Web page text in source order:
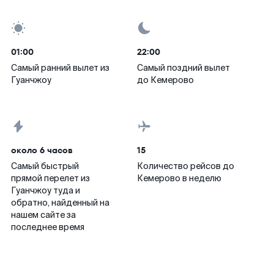
01:00
Самый ранний вылет из
Гуанчжоу
22:00
Самый поздний вылет
до Кемерово
около 6 часов
Самый быстрый
прямой перелет из
Гуанчжоу туда и
обратно, найденный на
нашем сайте за
последнее время
15
Количество рейсов до
Кемерово в неделю